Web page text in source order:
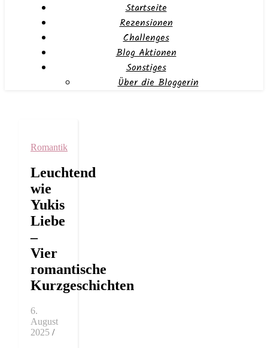
Startseite
Rezensionen
Challenges
Blog Aktionen
Sonstiges
Über die Bloggerin
Romantik
Leuchtend
wie
Yukis
Liebe
–
Vier
romantische
Kurzgeschichten
6.
August
2025 /